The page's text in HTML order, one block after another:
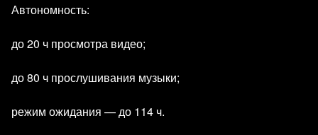
Автономность:
до 20 ч просмотра видео;
до 80 ч прослушивания музыки;
режим ожидания — до 114 ч.